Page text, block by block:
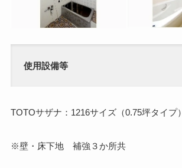
使用設備等
TOTOサザナ：1216サイズ（0.75坪タイプ）
※壁・床下地 補強３か所共